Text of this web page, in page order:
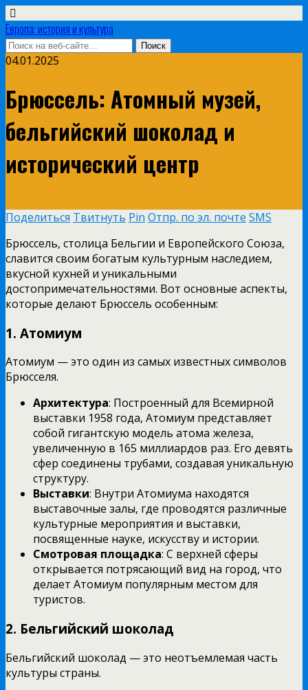
Европа: история и культура
04.01.2025
Брюссель: Атомный музей,
бельгийский шоколад и
исторический центр
Поделиться Твитнуть Pin Отпр. по эл. почте SMS
Брюссель, столица Бельгии и Европейского Союза,
славится своим богатым культурным наследием,
вкусной кухней и уникальными
достопримечательностями. Вот основные аспекты,
которые делают Брюссель особенным:
1. Атомиум
Атомиум — это один из самых известных символов
Брюсселя.
Архитектура: Построенный для Всемирной
выставки 1958 года, Атомиум представляет
собой гигантскую модель атома железа,
увеличенную в 165 миллиардов раз. Его девять
сфер соединены трубами, создавая уникальную
структуру.
Выставки: Внутри Атомиума находятся
выставочные залы, где проводятся различные
культурные мероприятия и выставки,
посвященные науке, искусству и истории.
Смотровая площадка: С верхней сферы
открывается потрясающий вид на город, что
делает Атомиум популярным местом для
туристов.
2. Бельгийский шоколад
Бельгийский шоколад — это неотъемлемая часть
культуры страны.